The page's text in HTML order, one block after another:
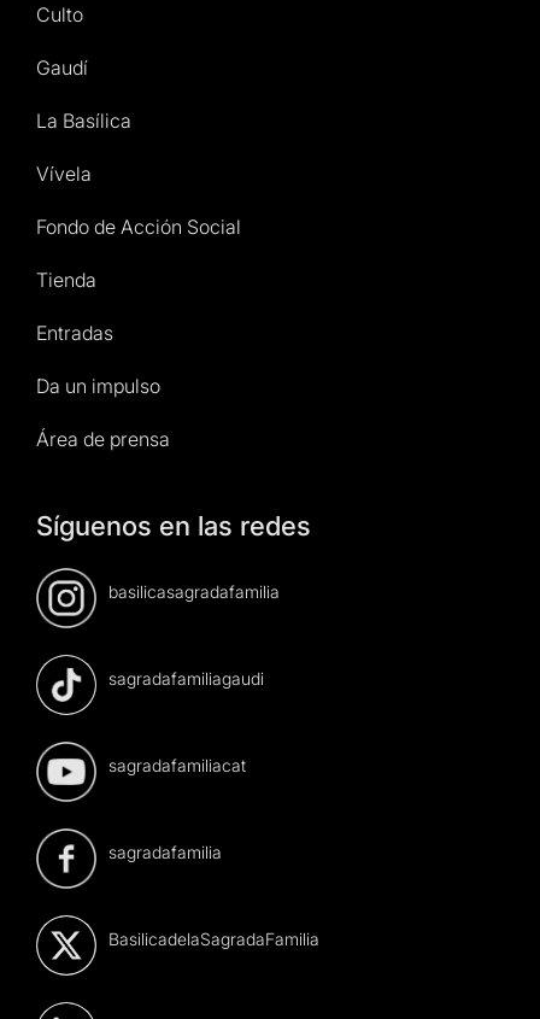
Culto
Gaudí
La Basílica
Vívela
Fondo de Acción Social
Tienda
Entradas
Da un impulso
Área de prensa
Síguenos en las redes
basilicasagradafamilia
sagradafamiliagaudi
sagradafamiliacat
sagradafamilia
BasilicadelaSagradaFamilia